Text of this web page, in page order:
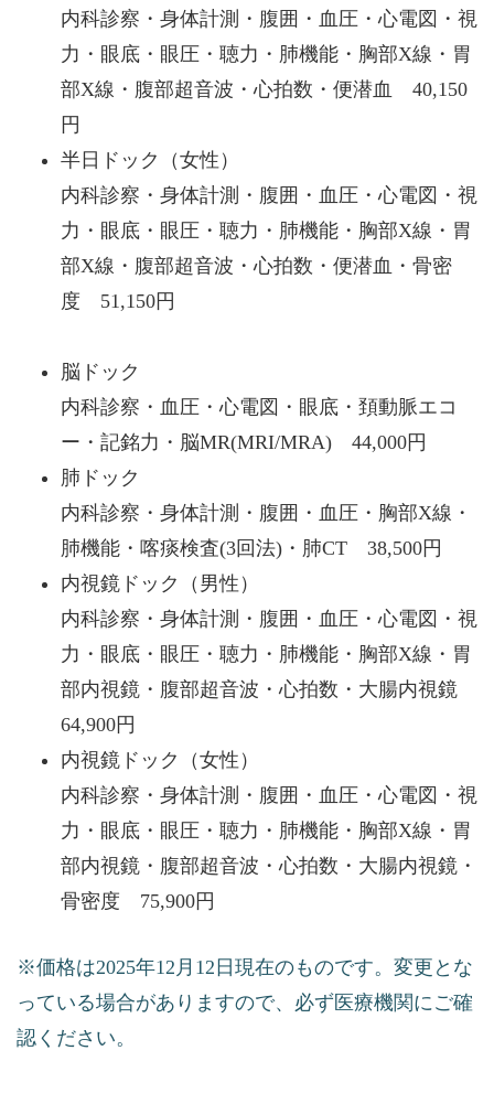
内科診察・身体計測・腹囲・血圧・心電図・視
力・眼底・眼圧・聴力・肺機能・胸部X線・胃
部X線・腹部超音波・心拍数・便潜血 40,150
円
半日ドック（女性）
内科診察・身体計測・腹囲・血圧・心電図・視
力・眼底・眼圧・聴力・肺機能・胸部X線・胃
部X線・腹部超音波・心拍数・便潜血・骨密
度 51,150円
脳ドック
内科診察・血圧・心電図・眼底・頚動脈エコ
ー・記銘力・脳MR(MRI/MRA) 44,000円
肺ドック
内科診察・身体計測・腹囲・血圧・胸部X線・
肺機能・喀痰検査(3回法)・肺CT 38,500円
内視鏡ドック（男性）
内科診察・身体計測・腹囲・血圧・心電図・視
力・眼底・眼圧・聴力・肺機能・胸部X線・胃
部内視鏡・腹部超音波・心拍数・大腸内視鏡
64,900円
内視鏡ドック（女性）
内科診察・身体計測・腹囲・血圧・心電図・視
力・眼底・眼圧・聴力・肺機能・胸部X線・胃
部内視鏡・腹部超音波・心拍数・大腸内視鏡・
骨密度 75,900円
※価格は2025年12月12日現在のものです。変更とな
っている場合がありますので、必ず医療機関にご確
認ください。